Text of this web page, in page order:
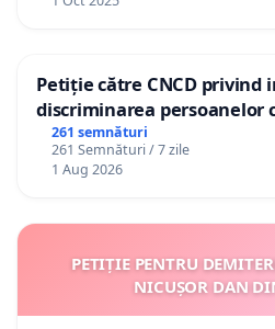
Petiție către CNCD
discriminarea persoanelor
către utilizatorul TikTok
261 semnături
261 Semnături / 7 zile
1 Aug 2026
PETIȚIE PENTRU
NICUȘOR DAN